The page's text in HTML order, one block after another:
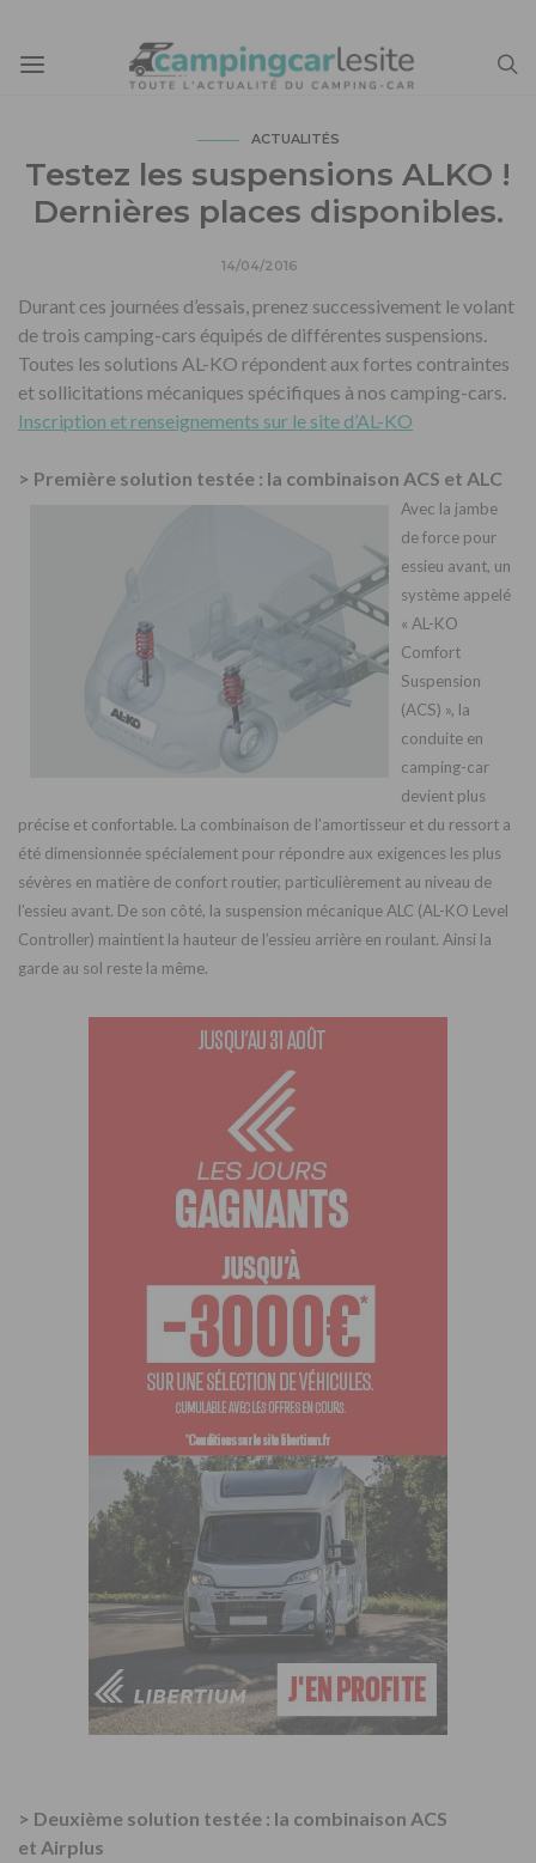
ACTUALITÉS
Testez les suspensions ALKO !
Dernières places disponibles.
14/04/2016
Durant ces journées d’essais, prenez successivement le volant
de trois camping-cars équipés de différentes suspensions.
Toutes les solutions AL-KO répondent aux fortes contraintes
et sollicitations mécaniques spécifiques à nos camping-cars.
Inscription et renseignements sur le site d’AL-KO
> Première solution testée : la combinaison ACS et ALC
Avec la jambe
de force pour
essieu avant, un
système appelé
« AL-KO
Comfort
Suspension
(ACS) », la
conduite en
camping-car
devient plus
précise et confortable. La combinaison de l’amortisseur et du ressort a
été dimensionnée spécialement pour répondre aux exigences les plus
sévères en matière de confort routier, particulièrement au niveau de
l’essieu avant. De son côté, la suspension mécanique ALC (AL-KO Level
Controller) maintient la hauteur de l’essieu arrière en roulant. Ainsi la
garde au sol reste la même.
> Deuxième solution testée : la combinaison ACS
et Airplus